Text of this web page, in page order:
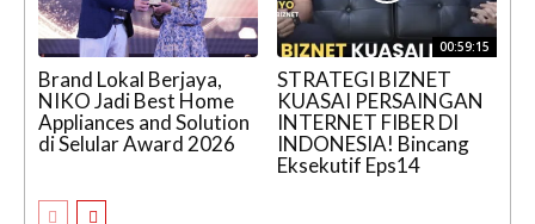
Brand Lokal Berjaya,
NIKO Jadi Best Home
Appliances and Solution
di Selular Award 2026
00:59:15
STRATEGI BIZNET
KUASAI PERSAINGAN
INTERNET FIBER DI
INDONESIA! Bincang
Eksekutif Eps14